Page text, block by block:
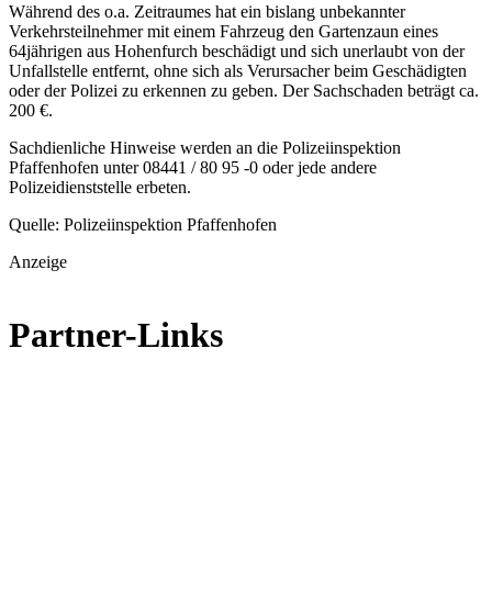
Während des o.a. Zeitraumes hat ein bislang unbekannter
Verkehrsteilnehmer mit einem Fahrzeug den Gartenzaun eines
64jährigen aus Hohenfurch beschädigt und sich unerlaubt von der
Unfallstelle entfernt, ohne sich als Verursacher beim Geschädigten
oder der Polizei zu erkennen zu geben. Der Sachschaden beträgt ca.
200 €.
Sachdienliche Hinweise werden an die Polizeiinspektion
Pfaffenhofen unter 08441 / 80 95 -0 oder jede andere
Polizeidienststelle erbeten.
Quelle: Polizeiinspektion Pfaffenhofen
Anzeige
Partner-Links